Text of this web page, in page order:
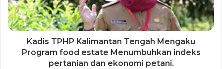
Kadis TPHP Kalimantan Tengah Mengaku
Program food estate Menumbuhkan indeks
pertanian dan ekonomi petani.